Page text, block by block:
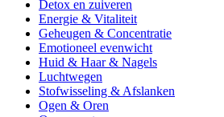
Detox en zuiveren
Energie & Vitaliteit
Geheugen & Concentratie
Emotioneel evenwicht
Huid & Haar & Nagels
Luchtwegen
Stofwisseling & Afslanken
Ogen & Oren